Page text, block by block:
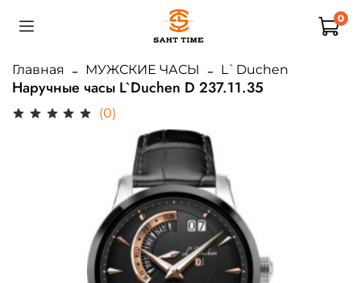
0
Главная МУЖСКИЕ ЧАСЫ L`Duchen
Наручные часы L`Duchen D 237.11.35
(0)